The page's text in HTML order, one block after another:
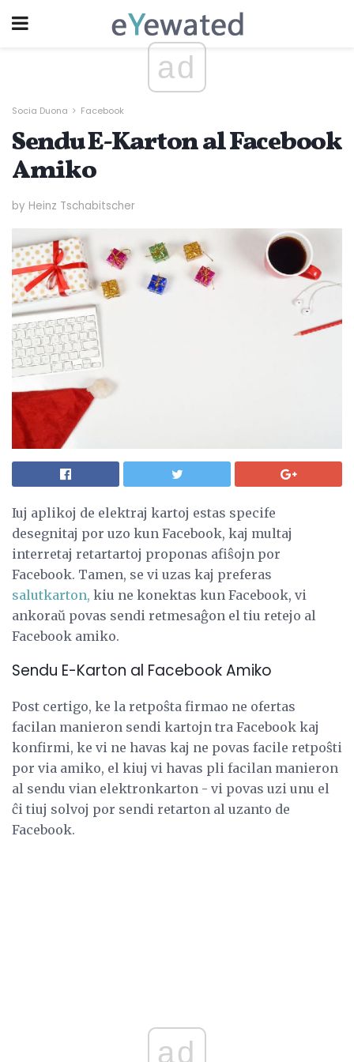
ad
Socia Duona Facebook
Sendu E-Karton al Facebook
Amiko
by Heinz Tschabitscher
Iuj aplikoj de elektraj kartoj estas specife
desegnitaj por uzo kun Facebook, kaj multaj
interretaj retartartoj proponas afiŝojn por
Facebook. Tamen, se vi uzas kaj preferas
salutkarton, kiu ne konektas kun Facebook, vi
ankoraŭ povas sendi retmesaĝon el tiu retejo al
Facebook amiko.
Sendu E-Karton al Facebook Amiko
Post certigo, ke la retpoŝta firmao ne ofertas
facilan manieron sendi kartojn tra Facebook kaj
konfirmi, ke vi ne havas kaj ne povas facile retpoŝti
por via amiko, el kiuj vi havas pli facilan manieron
al sendu vian elektronkarton - vi povas uzi unu el
ĉi tiuj solvoj por sendi retarton al uzanto de
Facebook.
ad